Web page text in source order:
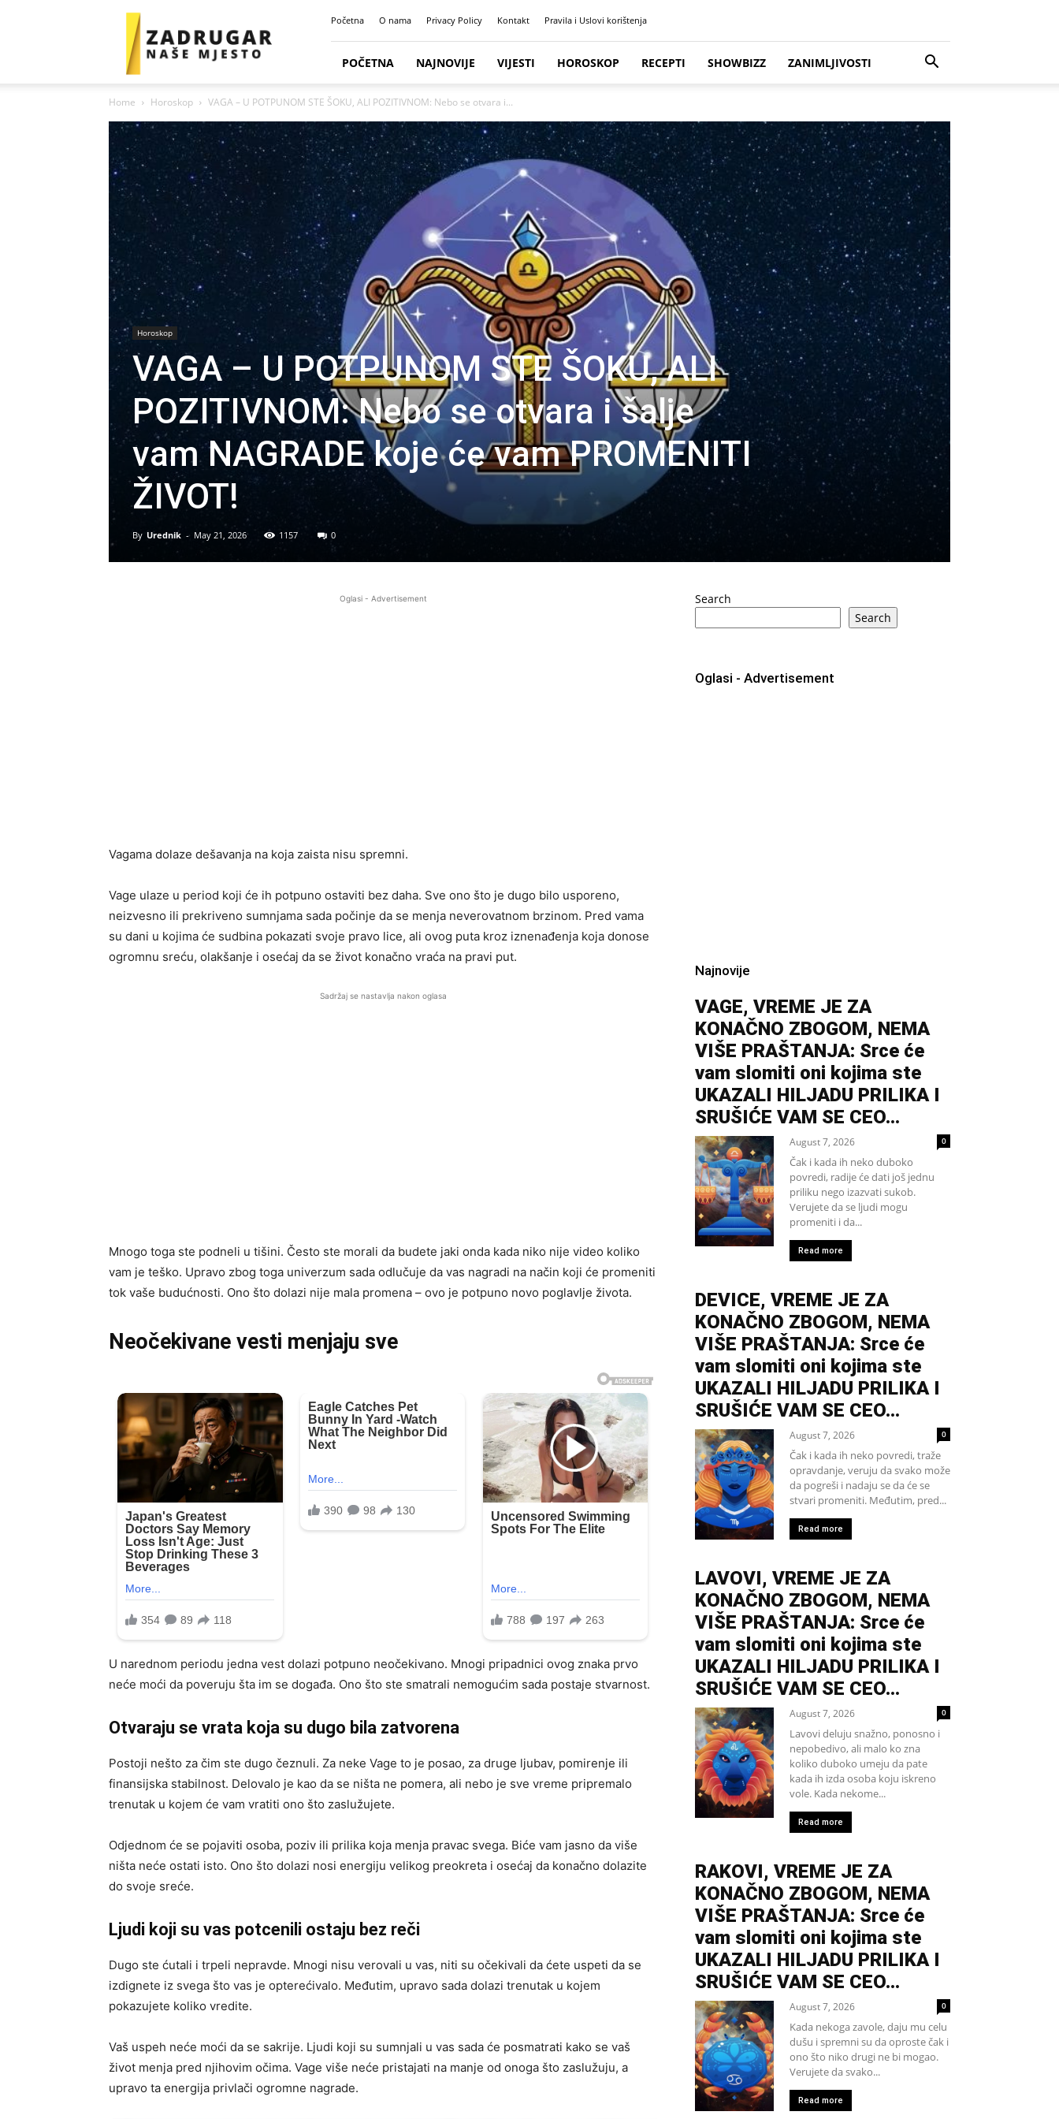
Zadrugar
Početna O nama Privacy Policy Kontakt Pravila i Uslovi korištenja
POČETNA NAJNOVIJE VIJESTI HOROSKOP RECEPTI SHOWBIZZ ZANIMLJIVOSTI
Home Horoskop VAGA – U POTPUNOM STE ŠOKU, ALI POZITIVNOM: Nebo se otvara i...
Horoskop
VAGA – U POTPUNOM STE ŠOKU, ALI
POZITIVNOM: Nebo se otvara i šalje
vam NAGRADE koje će vam PROMENITI
ŽIVOT!
By Urednik - May 21, 2026 1157 0
Oglasi - Advertisement
Vagama dolaze dešavanja na koja zaista nisu spremni.
Vage ulaze u period koji će ih potpuno ostaviti bez daha. Sve ono što je dugo bilo usporeno,
neizvesno ili prekriveno sumnjama sada počinje da se menja neverovatnom brzinom. Pred vama
su dani u kojima će sudbina pokazati svoje pravo lice, ali ovog puta kroz iznenađenja koja donose
ogromnu sreću, olakšanje i osećaj da se život konačno vraća na pravi put.
Sadržaj se nastavlja nakon oglasa
Mnogo toga ste podneli u tišini. Često ste morali da budete jaki onda kada niko nije video koliko
vam je teško. Upravo zbog toga univerzum sada odlučuje da vas nagradi na način koji će promeniti
tok vaše budućnosti. Ono što dolazi nije mala promena – ovo je potpuno novo poglavlje života.
Neočekivane vesti menjaju sve
U narednom periodu jedna vest dolazi potpuno neočekivano. Mnogi pripadnici ovog znaka prvo
neće moći da poveruju šta im se događa. Ono što ste smatrali nemogućim sada postaje stvarnost.
Otvaraju se vrata koja su dugo bila zatvorena
Postoji nešto za čim ste dugo čeznuli. Za neke Vage to je posao, za druge ljubav, pomirenje ili
finansijska stabilnost. Delovalo je kao da se ništa ne pomera, ali nebo je sve vreme pripremalo
trenutak u kojem će vam vratiti ono što zaslužujete.
Odjednom će se pojaviti osoba, poziv ili prilika koja menja pravac svega. Biće vam jasno da više
ništa neće ostati isto. Ono što dolazi nosi energiju velikog preokreta i osećaj da konačno dolazite
do svoje sreće.
Ljudi koji su vas potcenili ostaju bez reči
Dugo ste ćutali i trpeli nepravde. Mnogi nisu verovali u vas, niti su očekivali da ćete uspeti da se
izdignete iz svega što vas je opterećivalo. Međutim, upravo sada dolazi trenutak u kojem
pokazujete koliko vredite.
Vaš uspeh neće moći da se sakrije. Ljudi koji su sumnjali u vas sada će posmatrati kako se vaš
život menja pred njihovim očima. Vage više neće pristajati na manje od onoga što zaslužuju, a
upravo ta energija privlači ogromne nagrade.
Search
Search
Oglasi - Advertisement
Najnovije
VAGE, VREME JE ZA
KONAČNO ZBOGOM, NEMA
VIŠE PRAŠTANJA: Srce će
vam slomiti oni kojima ste
UKAZALI HILJADU PRILIKA I
SRUŠIĆE VAM SE CEO...
August 7, 2026 0
Čak i kada ih neko duboko
povredi, radije će dati još jednu
priliku nego izazvati sukob.
Verujete da se ljudi mogu
promeniti i da...
Read more
DEVICE, VREME JE ZA
KONAČNO ZBOGOM, NEMA
VIŠE PRAŠTANJA: Srce će
vam slomiti oni kojima ste
UKAZALI HILJADU PRILIKA I
SRUŠIĆE VAM SE CEO...
August 7, 2026 0
Čak i kada ih neko povredi, traže
opravdanje, veruju da svako može
da pogreši i nadaju se da će se
stvari promeniti. Međutim, pred...
Read more
LAVOVI, VREME JE ZA
KONAČNO ZBOGOM, NEMA
VIŠE PRAŠTANJA: Srce će
vam slomiti oni kojima ste
UKAZALI HILJADU PRILIKA I
SRUŠIĆE VAM SE CEO...
August 7, 2026 0
Lavovi deluju snažno, ponosno i
nepobedivo, ali malo ko zna
koliko duboko umeju da pate
kada ih izda osoba koju iskreno
vole. Kada nekome...
Read more
RAKOVI, VREME JE ZA
KONAČNO ZBOGOM, NEMA
VIŠE PRAŠTANJA: Srce će
vam slomiti oni kojima ste
UKAZALI HILJADU PRILIKA I
SRUŠIĆE VAM SE CEO...
August 7, 2026 0
Kada nekoga zavole, daju mu celu
dušu i spremni su da oproste čak i
ono što niko drugi ne bi mogao.
Verujete da svako...
Read more